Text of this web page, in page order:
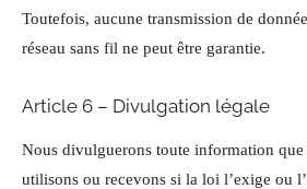
Toutefois, aucune transmission de
réseau sans fil ne peut être garantie.
Article 6 – Divulgation légale
Nous divulguerons toute information que
utilisons ou recevons si la loi l’exige ou